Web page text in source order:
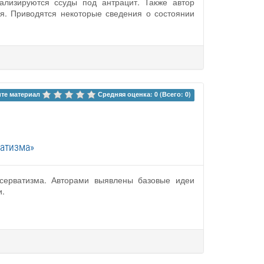
Приводятся некоторые сведения о состоянии
материал Средняя оценка: 0 (Всего: 0)
Авторами выявлены базовые идеи